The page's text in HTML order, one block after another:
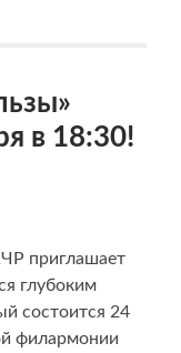
в 18:30!
приглашает
глубоким
состоится 24
филармонии